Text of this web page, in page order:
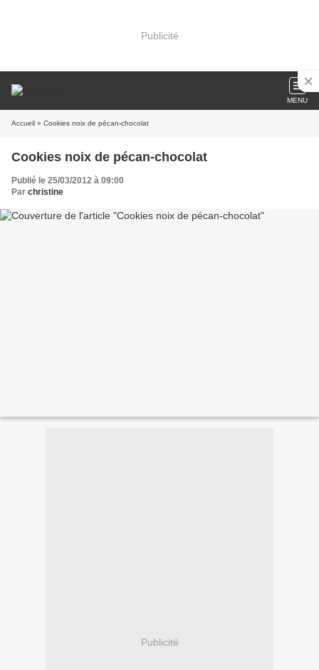
Publicité
MENU
Accueil » Cookies noix de pécan-chocolat
Cookies noix de pécan-chocolat
Publié le 25/03/2012 à 09:00
Par christine
Publicité